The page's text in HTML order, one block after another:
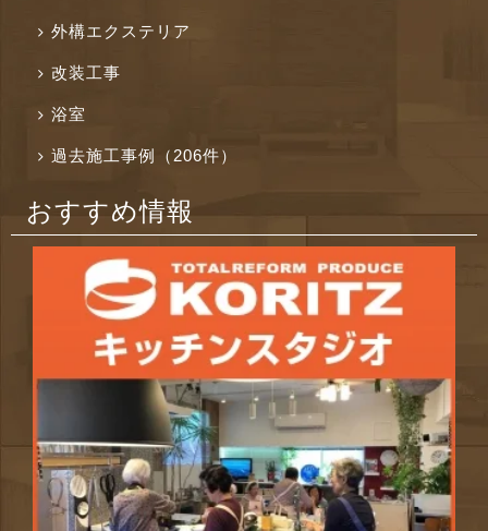
外構エクステリア
改装工事
浴室
過去施工事例（206件）
おすすめ情報